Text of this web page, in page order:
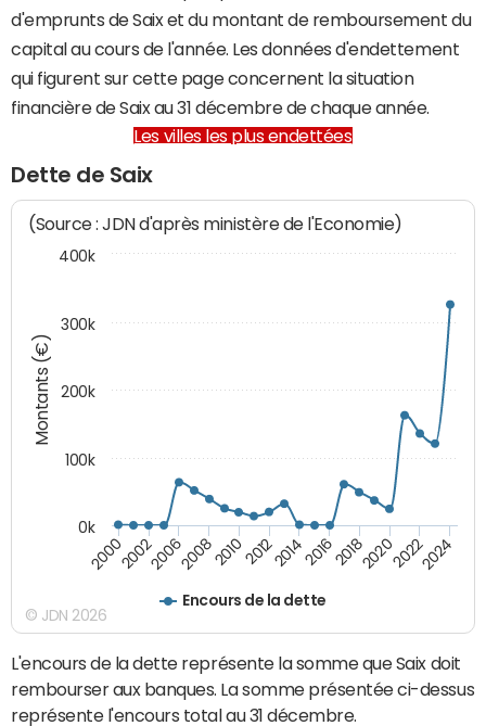
d'emprunts de Saix et du montant de remboursement du
capital au cours de l'année. Les données d'endettement
qui figurent sur cette page concernent la situation
financière de Saix au 31 décembre de chaque année.
Les villes les plus endettées
Dette de Saix
Montants (€)
(Source : JDN d'après ministère de l'Economie)
Encours de la dette
200020022006200820102012201420162018202020222024
0k
100k
200k
300k
400k
© JDN 2026
L'encours de la dette représente la somme que Saix doit
rembourser aux banques. La somme présentée ci-dessus
représente l'encours total au 31 décembre.